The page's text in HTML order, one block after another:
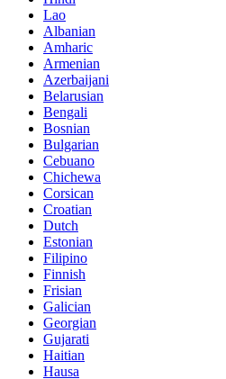
Lao
Albanian
Amharic
Armenian
Azerbaijani
Belarusian
Bengali
Bosnian
Bulgarian
Cebuano
Chichewa
Corsican
Croatian
Dutch
Estonian
Filipino
Finnish
Frisian
Galician
Georgian
Gujarati
Haitian
Hausa